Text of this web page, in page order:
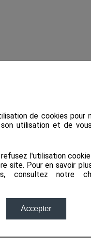
de cookies pour
utilisation et de
l'utilisation
site. Pour en savoir
consultez notre
Accepter